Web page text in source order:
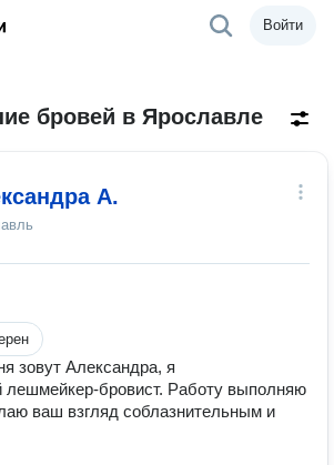
Войти
бровей в Ярославле
А.
зовут Александра, я
лешмейкер-бровист. Работу выполняю
ваш взгляд соблазнительным и